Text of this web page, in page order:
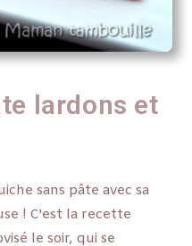
lardons et
sans pâte avec sa
! C'est la recette
le soir, qui se